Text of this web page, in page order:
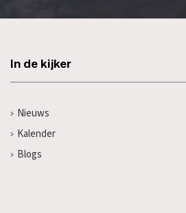
In de kijker
Nieuws
Kalender
Blogs